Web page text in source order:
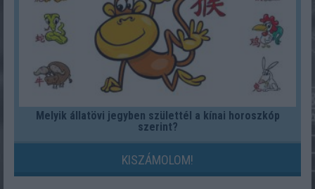
Melyik állatövi jegyben születtél a kínai horoszkóp
szerint?
KISZÁMOLOM!